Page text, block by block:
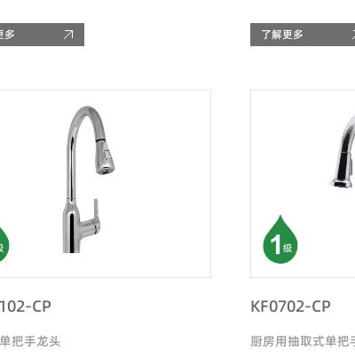
多 了解更多
CP
把手龙头
KF0702-CP
厨房用抽取式单把